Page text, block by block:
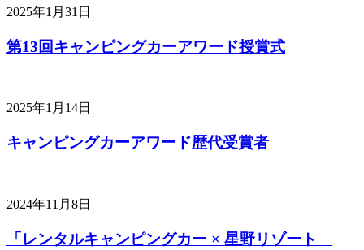
2025年1月31日
第13回キャンピングカーアワード授賞式
2025年1月14日
キャンピングカーアワード歴代受賞者
2024年11月8日
「レンタルキャンピングカー × 星野リゾート